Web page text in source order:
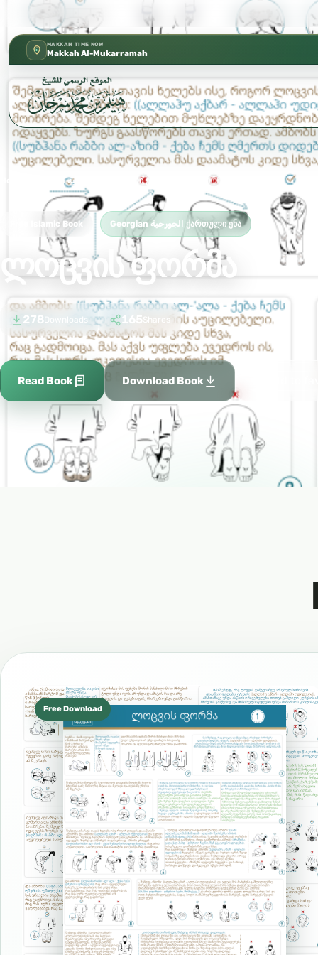
MAKKAH TIME NOW
Makkah Al-Mukarramah
Georgian الجورجية ქართული ენა ლოცვის ფორმა
Free Islamic Book Georgian الجورجية ქართული ენა
ლოცვის ფორმა
278 Downloads 165 Shares
Read Book Download Book
Free Download